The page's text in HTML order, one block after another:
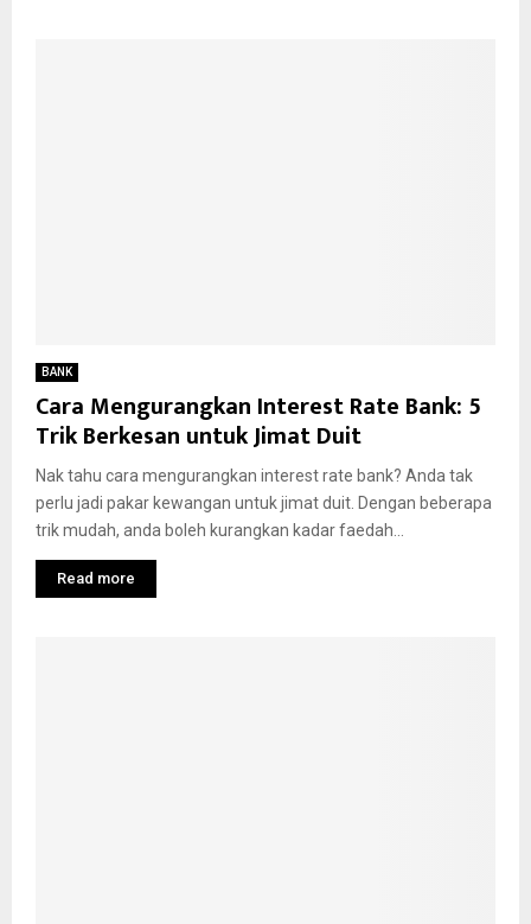
BANK
Cara Mengurangkan Interest Rate Bank: 5
Trik Berkesan untuk Jimat Duit
Nak tahu cara mengurangkan interest rate bank? Anda tak
perlu jadi pakar kewangan untuk jimat duit. Dengan beberapa
trik mudah, anda boleh kurangkan kadar faedah...
Read more